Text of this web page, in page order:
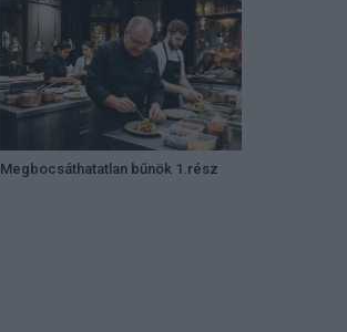
Megbocsáthatatlan bűnök 1.rész